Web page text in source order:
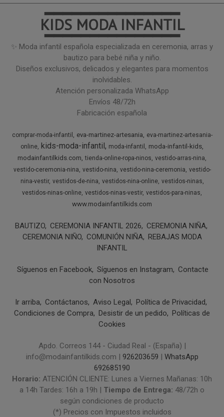
━━━━━━━━━━━━━━━
KIDS MODA INFANTIL
━━━━━━━━━━━━━━━
✨ Moda infantil española especializada en ceremonia, arras y
bautizo para bebé niña y niño.
Diseños exclusivos, delicados y elegantes para momentos
inolvidables.
Atención personalizada WhatsApp
Envíos 48/72h
Fabricación española
comprar-moda-infantil eva-martinez-artesania
eva-martinez-artesania-
online
kids-moda-infantil moda-infantil
moda-infantil-kids
modainfantilkids.com tienda-online-ropa-ninos vestido-arras-nina
vestido-ceremonia-nina vestido-nina vestido-nina-ceremonia vestido-
nina-vestir vestidos-de-nina vestidos-nina-online vestidos-ninas
vestidos-ninas-online vestidos-ninas-vestir vestidos-para-ninas
www.modainfantilkids.com
BAUTIZO CEREMONIA INFANTIL 2026
CEREMONIA NIÑA
CEREMONIA NIÑO COMUNIÓN NIÑA
REBAJAS MODA
INFANTIL
Síguenos en Facebook Síguenos en Instagram
Contacte
con Nosotros
Ir arriba Contáctanos Aviso Legal
Política de Privacidad
Condiciones de Compra
Desistir de un pedido
Políticas de
Cookies
Apdo. Correos 144 - Ciudad Real - (España) |
info@modainfantilkids.com | 926203659
WhatsApp
692685190
Horario: ATENCIÓN CLIENTE: Lunes a Viernes Mañanas: 10h
a 14h Tardes: 16h a 19h | Tiempo de Entrega: 48/72h o
según condiciones de producto
(*) Precios con Impuestos incluidos